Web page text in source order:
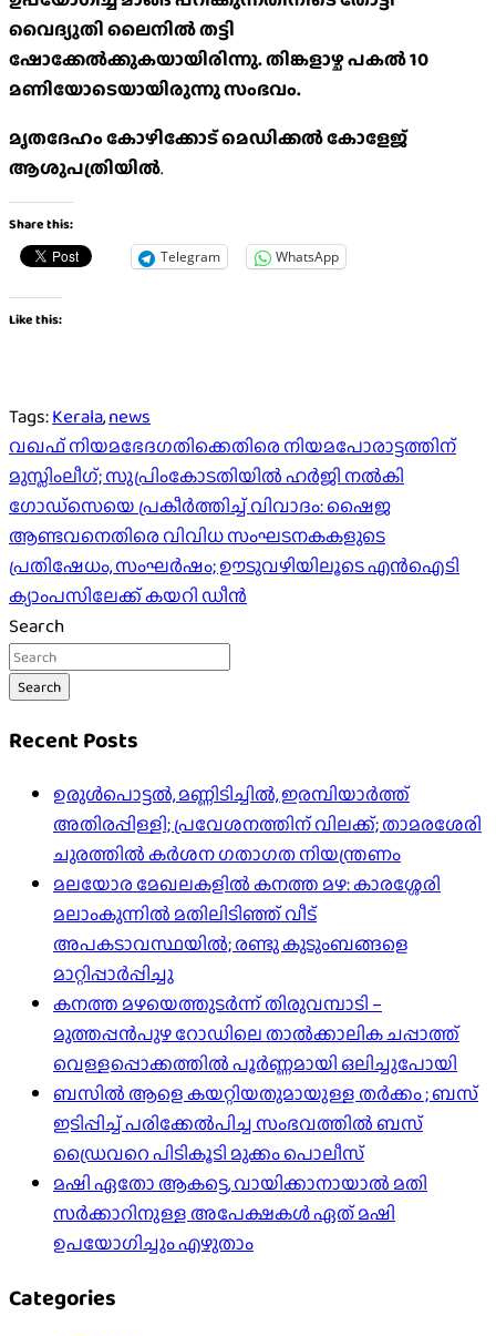
വൈദ്യുതി ലൈനിൽ തട്ടി
ഷോക്കേൽക്കുകയായിരിന്നു. തിങ്കളാഴ്ച പകൽ 10
മണിയോടെയായിരുന്നു സംഭവം.
മൃതദേഹം കോഴിക്കോട് മെഡിക്കൽ കോളേജ്
ആശുപത്രിയിൽ.
Share this:
Telegram WhatsApp
Like this:
Tags:Kerala,news
Post
navigation
വഖഫ് നിയമഭേദഗതിക്കെതിരെ നിയമപോരാട്ടത്തിന്
മുസ്ലിംലീഗ്; സുപ്രിംകോടതിയിൽ ഹർജി നൽകി
ഗോഡ്സെയെ പ്രകീർത്തിച്ച് വിവാദം: ഷൈജ
ആണ്ടവനെതിരെ വിവിധ സംഘടനകകളുടെ
പ്രതിഷേധം, സംഘർഷം; ഊടുവഴിയിലൂടെ എൻഐടി
ക്യാംപസിലേക്ക് കയറി ഡീൻ
Search
Search
Recent Posts
ഉരുൾപൊട്ടൽ, മണ്ണിടിച്ചിൽ, ഇരമ്പിയാര്‍ത്ത്
അതിരപ്പിള്ളി; പ്രവേശനത്തിന് വിലക്ക്; താമരശേരി
ചുരത്തില്‍ കര്‍ശന ഗതാഗത നിയന്ത്രണം
മലയോര മേഖലകളിൽ കനത്ത മഴ: കാരശ്ശേരി
മലാംകുന്നിൽ മതിലിടിഞ്ഞ് വീട്
അപകടാവസ്ഥയിൽ; രണ്ടു കുടുംബങ്ങളെ
മാറ്റിപ്പാർപ്പിച്ചു
കനത്ത മഴയെത്തുടർന്ന് തിരുവമ്പാടി –
മുത്തപ്പൻപുഴ റോഡിലെ താൽക്കാലിക ചപ്പാത്ത്
വെള്ളപ്പൊക്കത്തിൽ പൂർണ്ണമായി ഒലിച്ചുപോയി
ബസിൽ ആളെ കയറ്റിയതുമായുള്ള തർക്കം ; ബസ്
ഇടിപ്പിച്ച് പരിക്കേൽപിച്ച സംഭവത്തിൽ ബസ്
ഡ്രൈവറെ പിടികൂടി മുക്കം പൊലീസ്
മഷി ഏതോ ആകട്ടെ, വായിക്കാനായാൽ മതി​
സർക്കാറിനുള്ള അപേക്ഷകൾ ഏത് മഷി
ഉപയോഗിച്ചും എഴുതാം
Categories